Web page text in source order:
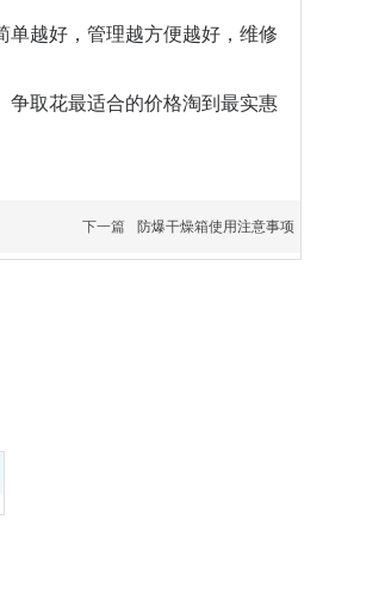
单越好，管理越方便越好，维修
争取花最适合的价格淘到最实惠
下一篇 防爆干燥箱使用注意事项